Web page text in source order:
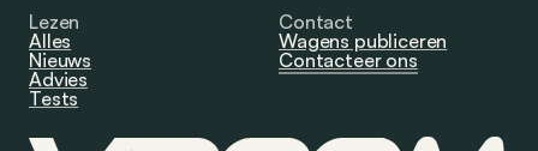
Lezen
Alles
Nieuws
Advies
Tests
Contact
Wagens publiceren
Contacteer ons